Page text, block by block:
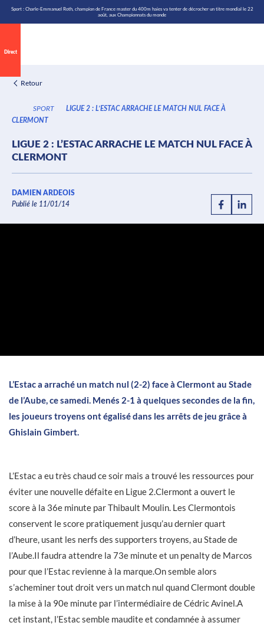
Aller
au
Sport : Charle-Emmanuel Roth, champion de France master du 400m haies va tenter de décrocher un titre mondial le 22
août, aux Championnats du monde
Direct
Retour
SPORT
LIGUE 2 : L’ESTAC ARRACHE LE MATCH NUL FACE À
CLERMONT
LIGUE 2 : L’ESTAC ARRACHE LE MATCH NUL FACE À
CLERMONT
DAMIEN ARDEOIS
Publié le 11/01/14
L’Estac a arraché un match nul (2-2) face à Clermont au Stade
de l’Aube, ce samedi. Menés 2-1 à quelques secondes de la fin,
les joueurs troyens ont égalisé dans les arrêts de jeu grâce à
Ghislain Gimbert.
L’Estac a eu très chaud ce soir mais a trouvé les ressources pour
éviter une nouvelle défaite en Ligue 2.Clermont a ouvert le
score à la 36e minute par Thibault Moulin. Les Clermontois
conservent le score pratiquement jusqu’au dernier quart
d’heure, usant les nerfs des supporters troyens, au Stade de
l’Aube.Il faudra attendre la 73e minute et un penalty de Marcos
pour que l’Estac revienne à la marque.On semble alors
s’acheminer tout droit vers un match nul quand Clermont double
la mise à la 90e minute par l’intermédiaire de Cédric Avinel.A
cet instant, l’Estac semble maudite et condamnée à assumer